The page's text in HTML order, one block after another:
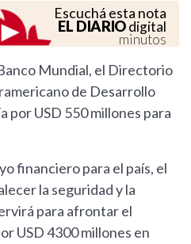
Escuchá esta nota
EL DIARIOdigital
minutos
Mundial, el Directorio
de Desarrollo
por USD 550 millones para
financiero para el país, el
la seguridad y la
para afrontar el
USD 4300 millones en